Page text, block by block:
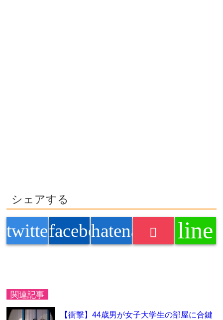
シェアする
twitterfacebookhatenabookmark
line
関連記事
【衝撃】44歳男が女子大学生の部屋に合鍵